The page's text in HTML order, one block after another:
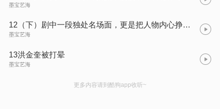
墨宝艺海
12（下）剧中一段独处名场面，更是把人物内心挣扎演到极致
墨宝艺海
13洪金奎被打晕
墨宝艺海
更多内容请到酷狗app收听~